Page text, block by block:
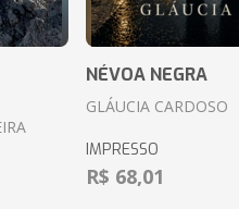
NÉVOA NEGRA
GLÁUCIA CARDOSO
IMPRESSO
R$ 68,01